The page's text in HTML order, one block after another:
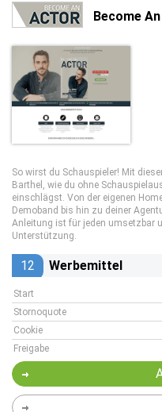
Become
So wirst du Schauspieler! Mit
Barthel, wie du ohne
einschlägst. Von der eigenen
Demoband bis hin zu deiner
Anleitung ist für jeden umsetzbar
Unterstützung.
12 Werbemittel
Start
Stornoquote
Cookie
Freigabe